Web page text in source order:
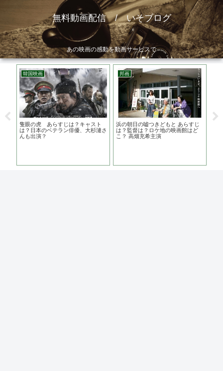
無料動画配信 / いそブログ
あの映画の感動を動画サービスで
韓国映画
隻眼の虎 あらすじは？キャスト
は？日本のベテラン俳優、大杉漣さ
んも出演？
邦画
浜の朝日の嘘つきどもと あらすじ
は？監督は？ロケ地の映画館はど
こ？ 高畑充希主演